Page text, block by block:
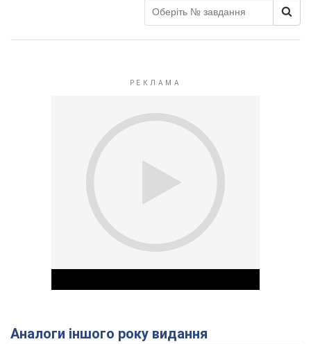
Аналоги іншого року видання